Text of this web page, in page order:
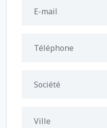
E-mail
Téléphone
Société
Ville